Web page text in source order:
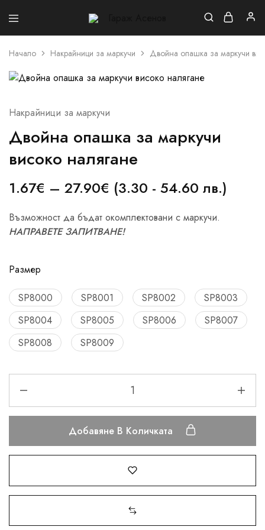
Асенов
Начало Накрайници за маркучи Двойна опашка за маркучи
Накрайници за маркучи
Двойна опашка за маркучи
високо налягане
1.67€ – 27.90€ (3.30 - 54.60 лв.)
Възможност да бъдат окомплектовани с маркучи.
НАПРАВЕТЕ ЗАПИТВАНЕ!
Размер
SP8000 SP8001 SP8002
SP8003
SP8004
SP8005 SP8006
SP8007
SP8008
SP8009
Добавяне В Количката